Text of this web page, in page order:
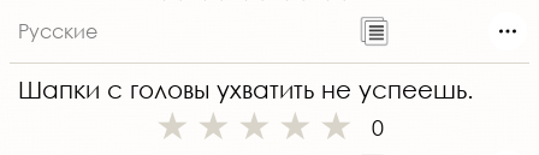
Русские
Шапки с головы ухватить не успеешь.
0